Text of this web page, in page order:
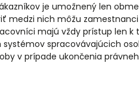
je umožnený len
medzi nich môžu
majú vždy prístup len
spracovávajúcich
v prípade ukončenia